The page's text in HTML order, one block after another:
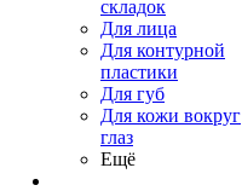
складок
Для лица
Для контурной
пластики
Для губ
Для кожи вокруг
глаз
Ещё